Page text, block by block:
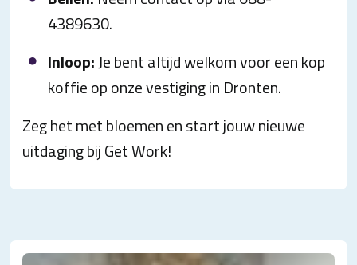
4389630.
Inloop:Je bent altijd welkom voor een kop
koffie op onze vestiging in Dronten.
Zeg het met bloemen en start jouw nieuwe
uitdaging bij Get Work!